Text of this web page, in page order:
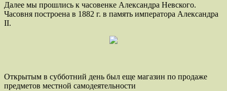
Далее мы прошлись к часовенке Александра Невского.
Часовня построена в 1882 г. в память императора Александра
II.
Открытым в субботний день был еще магазин по продаже
предметов местной самодеятельности